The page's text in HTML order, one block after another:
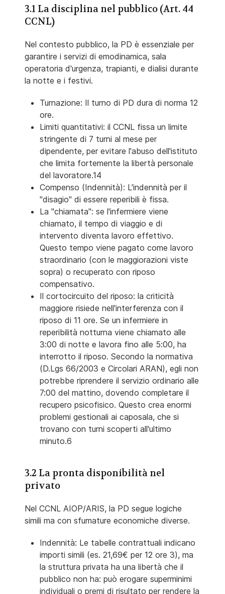
3.1 La disciplina nel pubblico (Art. 44
CCNL)
Nel contesto pubblico, la PD è essenziale per
garantire i servizi di emodinamica, sala
operatoria d'urgenza, trapianti, e dialisi durante
la notte e i festivi.
Turnazione: Il turno di PD dura di norma 12
ore.
Limiti quantitativi: il CCNL fissa un limite
stringente di 7 turni al mese per
dipendente, per evitare l'abuso dell'istituto
che limita fortemente la libertà personale
del lavoratore.14
Compenso (Indennità): L'indennità per il
"disagio" di essere reperibili è fissa.
La "chiamata": se l'infermiere viene
chiamato, il tempo di viaggio e di
intervento diventa lavoro effettivo.
Questo tempo viene pagato come lavoro
straordinario (con le maggiorazioni viste
sopra) o recuperato con riposo
compensativo.
Il cortocircuito del riposo: la criticità
maggiore risiede nell'interferenza con il
riposo di 11 ore. Se un infermiere in
reperibilità notturna viene chiamato alle
3:00 di notte e lavora fino alle 5:00, ha
interrotto il riposo. Secondo la normativa
(D.Lgs 66/2003 e Circolari ARAN), egli non
potrebbe riprendere il servizio ordinario alle
7:00 del mattino, dovendo completare il
recupero psicofisico. Questo crea enormi
problemi gestionali ai caposala, che si
trovano con turni scoperti all'ultimo
minuto.6
3.2 La pronta disponibilità nel
privato
Nel CCNL AIOP/ARIS, la PD segue logiche
simili ma con sfumature economiche diverse.
Indennità: Le tabelle contrattuali indicano
importi simili (es. 21,69€ per 12 ore 3), ma
la struttura privata ha una libertà che il
pubblico non ha: può erogare superminimi
individuali o premi di risultato per rendere la